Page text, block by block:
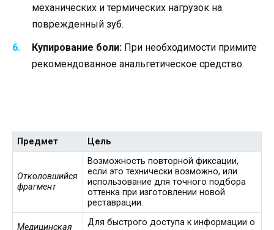
механических и термических нагрузок на
поврежденный зуб.
Купирование боли: При необходимости примите
рекомендованное анальгетическое средство.
Предмет Цель
Отколовшийся
фрагмент
Возможность повторной фиксации,
если это технически возможно, или
использование для точного подбора
оттенка при изготовлении новой
реставрации.
Медицинская
Для быстрого доступа к информации о